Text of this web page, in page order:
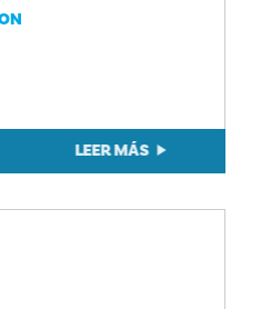
LEER MÁS